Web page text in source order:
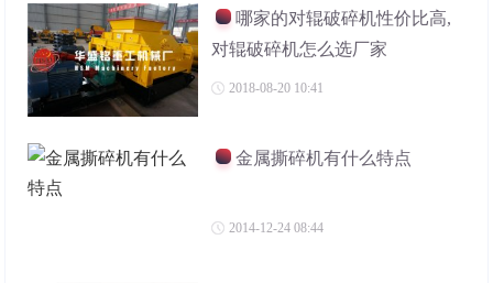
哪家的对辊破碎机性价比高,
对辊破碎机怎么选厂家
2018-08-20 10:41
金属撕碎机有什么特点
2014-12-24 08:44